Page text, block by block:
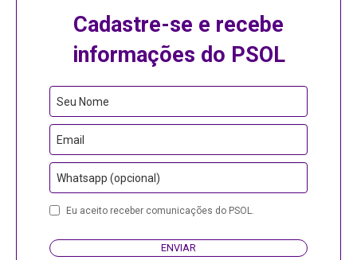
Cadastre-se e recebe
informações do PSOL
Seu Nome
Email
Whatsapp (opcional)
Eu aceito receber comunicações do PSOL.
ENVIAR